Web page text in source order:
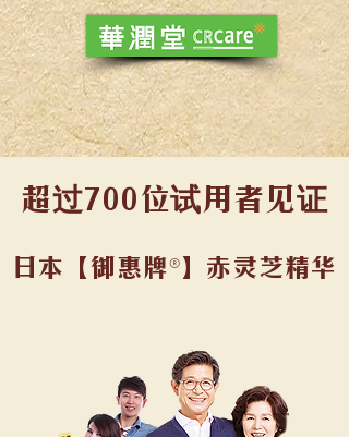
超过700位试用者见证
日本【御惠牌®】赤灵芝精华